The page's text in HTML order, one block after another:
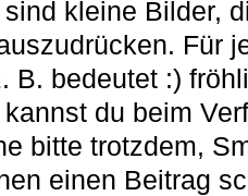
kleine Bilder,
Für
B. bedeutet :)
du beim
bitte trotzdem,
einen Beitrag